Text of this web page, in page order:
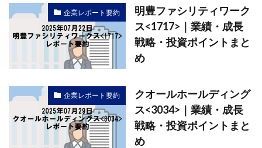
企業レポート要約
明豊ファシリティワーク
ス<1717>｜業績・成長
戦略・投資ポイントまと
め
企業レポート要約
クオールホールディング
ス<3034>｜業績・成長
戦略・投資ポイントまと
め